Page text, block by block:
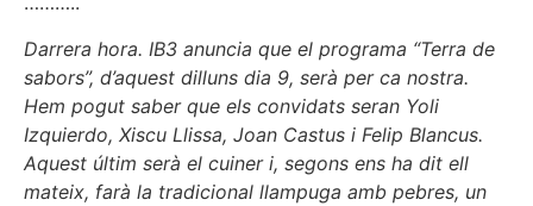
Darrera hora. IB3 anuncia que el programa “Terra de
sabors”, d’aquest dilluns dia 9, serà per ca nostra.
Hem pogut saber que els convidats seran Yoli
Izquierdo, Xiscu Llissa, Joan Castus i Felip Blancus.
Aquest últim serà el cuiner i, segons ens ha dit ell
mateix, farà la tradicional llampuga amb pebres, un